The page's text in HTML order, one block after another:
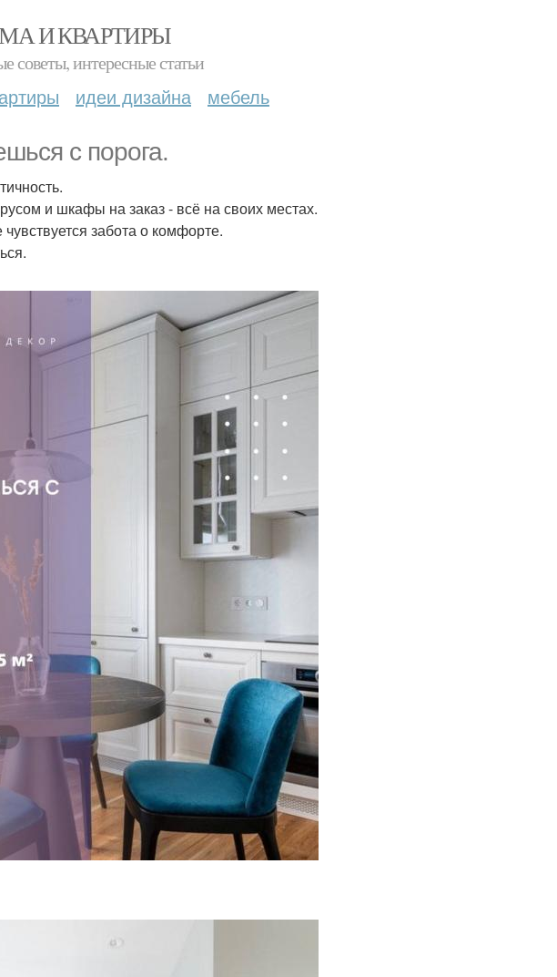
И КВАРТИРЫ
советы, интересные статьи
идеи дизайна мебель
с порога.
и шкафы на заказ - всё на своих местах.
забота о комфорте.